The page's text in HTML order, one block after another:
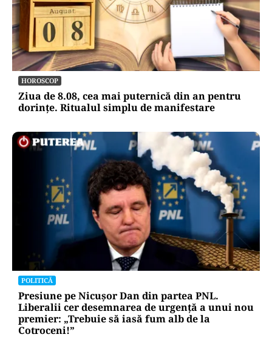
HOROSCOP
Ziua de 8.08, cea mai puternică din an pentru
dorințe. Ritualul simplu de manifestare
POLITICĂ
Presiune pe Nicușor Dan din partea PNL.
Liberalii cer desemnarea de urgență a unui nou
premier: „Trebuie să iasă fum alb de la
Cotroceni!”